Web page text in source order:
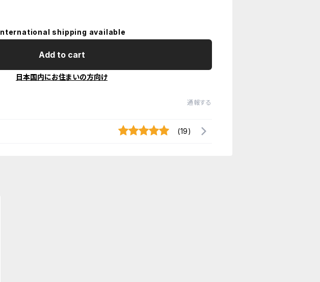
shipping available
Add to cart
日本国内にお住まいの方向け
通報する
(19)